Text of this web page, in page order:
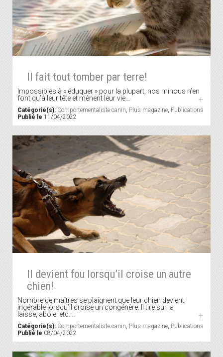
Il fait tout tomber par terre!
Impossibles à « éduquer » pour la plupart, nos minous n’en
font qu’à leur tête et mènent leur vie…
+
Catégorie(s): Comportementaliste canin Plus magazine Publications
Publié le 11/04/2022
Il devient fou lorsqu’il croise un autre
chien!
Nombre de maîtres se plaignent que leur chien devient
ingérable lorsqu’il croise un congénère. Il tire sur la
laisse, aboie, etc….
+
Catégorie(s): Comportementaliste canin, Plus magazine, Publications
Publié le 08/04/2022